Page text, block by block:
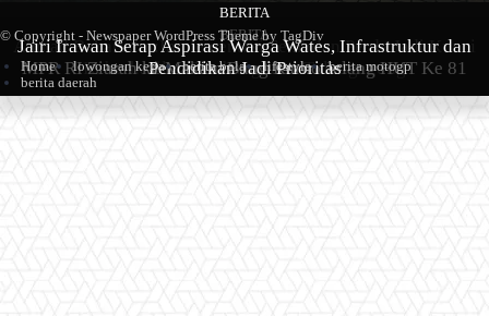
BERITA
Ahmad Baharudin:Implementasi Sembilan Perda Jadi Kunci
Keberhasilan Pembangunan Tulungagung
BERITA
MPR RI Ziarah ke Makam Bung Karno Jelang HUT Ke 81
BERITA
Jairi Irawan Serap Aspirasi Warga Wates, Infrastruktur dan
Pendidikan Jadi Prioritas
© Copyright - Newspaper WordPress Theme by TagDiv
Home
lowongan kerja berita bola lifestyle
berita motogp
berita daerah